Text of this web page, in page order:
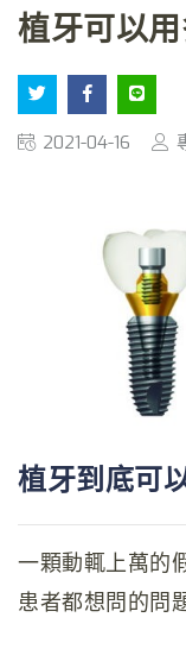
植牙可以用
2021-04-16
植牙到底可
一顆動輒上萬的
患者都想問的問